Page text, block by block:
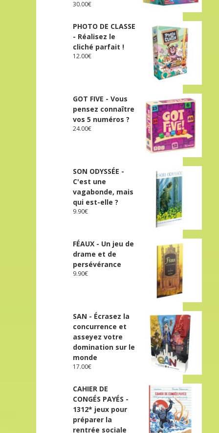
30.00€
PHOTO DE CLASSE
- Réalisez le
cliché parfait !
12.00€
GOT FIVE - Vous
pensez connaître
vos 5 numéros ?
24.00€
SON ODYSSÉE -
C'est une
vagabonde, mais
qui est-elle ?
9.90€
FÉAUX - Un jeu de
drame et de
persévérance
9.90€
SAN - Écrasez la
concurrence et
asseyez votre
domination sur le
monde
17.00€
CAHIER DE
CONGÉS PAYÉS -
1312* jeux pour
préparer la
rentrée sociale